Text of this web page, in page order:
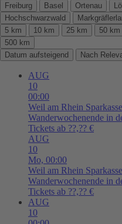
Freiburg
Basel Ortenau
Hochschwarzwald
5 km
10 km 25 km 50 km
500 km
Datum aufsteigend
Nach
AUG
10
00:00
Weil am Rhein
Wanderwochenende in
Tickets ab ??,?? €
AUG
10
Mo, 00:00
Weil am Rhein
Wanderwochenende in
Tickets ab ??,?? €
AUG
10